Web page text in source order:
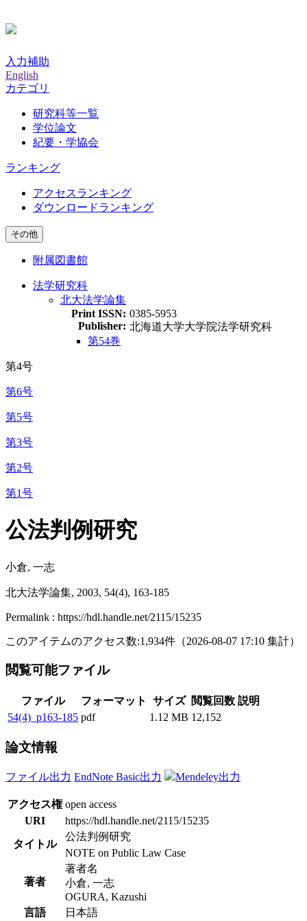
入力補助
English
カテゴリ
研究科等一覧
学位論文
紀要・学協会
ランキング
アクセスランキング
ダウンロードランキング
その他
附属図書館
法学研究科
北大法学論集
Print ISSN: 0385-5953
Publisher: 北海道大学大学院法学研究科
第54巻
第4号
第6号
第5号
第3号
第2号
第1号
公法判例研究
小倉, 一志
北大法学論集, 2003, 54(4), 163-185
Permalink : https://hdl.handle.net/2115/15235
このアイテムのアクセス数:1,934件 （2026-08-07 17:10 集計）
閲覧可能ファイル
ファイル フォーマット サイズ 閲覧回数 説明
54(4)_p163-185 pdf 1.12 MB 12,152
論文情報
ファイル出力 EndNote Basic出力 Mendeley出力
アクセス権 open access
URI
https://hdl.handle.net/2115/15235
タイトル
公法判例研究
NOTE on Public Law Case
著者
著者名
小倉, 一志
OGURA, Kazushi
言語
日本語